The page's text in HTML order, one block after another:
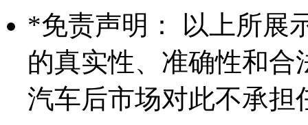
*免责声明： 以上所展
的真实性、准确性和合
汽车后市场对此不承担